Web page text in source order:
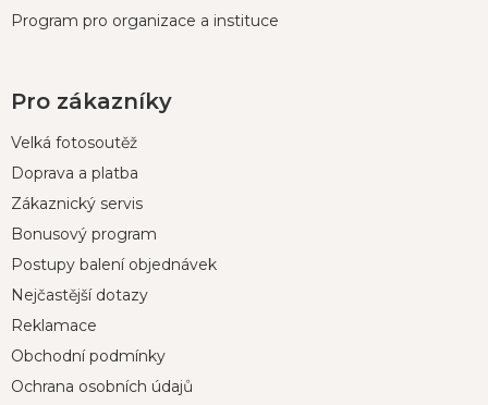
Program pro organizace a instituce
Pro zákazníky
Velká fotosoutěž
Doprava a platba
Zákaznický servis
Bonusový program
Postupy balení objednávek
Nejčastější dotazy
Reklamace
Obchodní podmínky
Ochrana osobních údajů